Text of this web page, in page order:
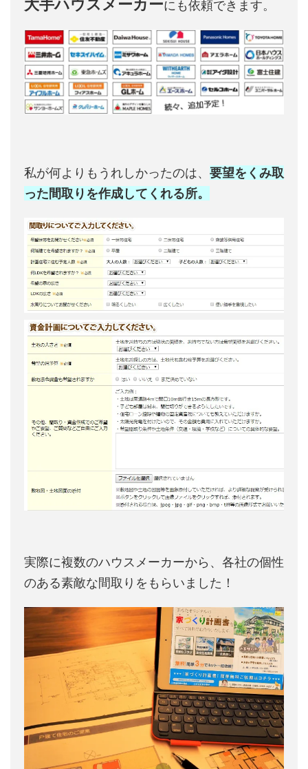
大手ハウスメーカーにも依頼できます。
私が何よりもうれしかったのは、 要望をくみ取
った間取りを作成してくれる所。
実際に複数のハウスメーカーから、各社の個性
のある素敵な間取りをもらいました！